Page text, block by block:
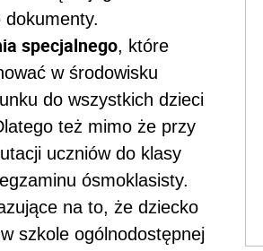
specjalnego, które
w środowisku
do wszystkich dzieci
też mimo że przy
uczniów do klasy
ósmoklasisty.
na to, że dziecko
szkole ogólnodostępnej